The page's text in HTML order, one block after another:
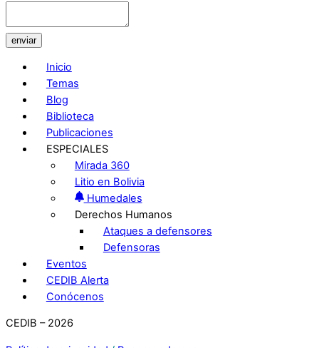
enviar
Inicio
Temas
Blog
Biblioteca
Publicaciones
ESPECIALES
Mirada 360
Litio en Bolivia
Humedales
Derechos Humanos
Ataques a defensores
Defensoras
Eventos
CEDIB Alerta
Conócenos
CEDIB – 2026